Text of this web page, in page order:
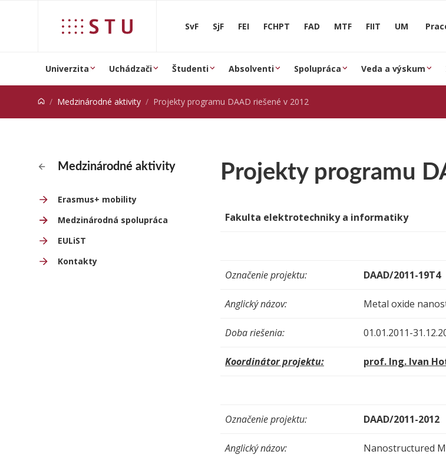
SvF SjF FEI FCHPT FAD MTF FIIT UM
Univerzita Uchádzači Študenti Absolventi Spolupráca Veda a výskum
Medzinárodné aktivity Projekty programu DAAD riešené v 2012
Medzinárodné aktivity
Erasmus+ mobility
Medzinárodná spolupráca
EULiST
Kontakty
Projekty programu
Fakulta elektrotechniky a informatiky
Označenie projektu: DAAD/2011-19T4
Anglický názov: Metal oxide
Doba riešenia: 01.01.2011-
Koordinátor projektu: prof. Ing. Ivan
Označenie projektu: DAAD/2011-2012
Anglický názov: Nanostructured